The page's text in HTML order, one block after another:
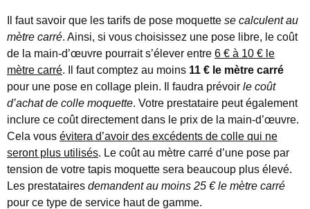
Il faut savoir que les tarifs de pose moquette se calculent au
mètre carré. Ainsi, si vous choisissez une pose libre, le coût
de la main-d’œuvre pourrait s’élever entre 6 € à 10 € le
mètre carré. Il faut comptez au moins 11 € le mètre carré
pour une pose en collage plein. Il faudra prévoir le coût
d’achat de colle moquette. Votre prestataire peut également
inclure ce coût directement dans le prix de la main-d’œuvre.
Cela vous évitera d’avoir des excédents de colle qui ne
seront plus utilisés. Le coût au mètre carré d’une pose par
tension de votre tapis moquette sera beaucoup plus élevé.
Les prestataires demandent au moins 25 € le mètre carré
pour ce type de service haut de gamme.